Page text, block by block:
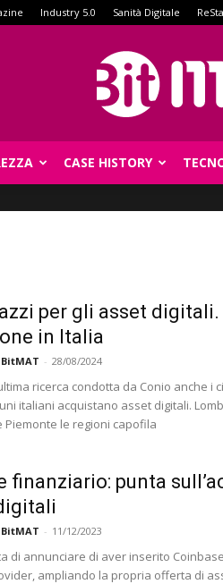
Industry 5.0 Sanità Digitale
CASE HISTORY
per gli asset digitali.
in Italia
- 28/08/2024
ricerca condotta da Conio anche i
italiani acquistano asset digitali.
Piemonte le regioni capofila
finanziario: punta
- 11/12/2023
di annunciare di aver inserito
ampliando la propria offerta di